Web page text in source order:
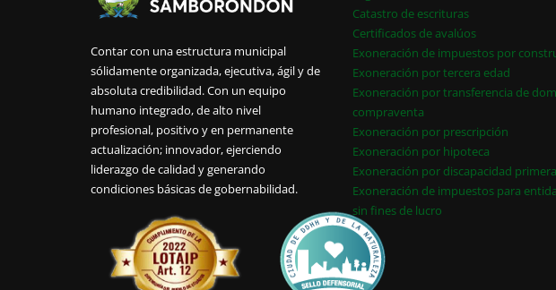
Contar con una estructura municipal
sólidamente organizada, ejecutiva, ágil y de
absoluta credibilidad. Con un equipo
humano integrado, de alto nivel
profesional, positivo y en permanente
actualización; innovador, ejerciendo
liderazgo de calidad y generando
condiciones básicas de gobernabilidad.
Catastro de escrituras
Certificados de avalúos
Exoneración de impuestos por
Exoneración por tercera edad
Exoneración por transferencia de
compraventa
Exoneración por prescripción
Exoneración por hipoteca
Exoneración por discapacidad
Exoneración de impuestos para
sin fines de lucro